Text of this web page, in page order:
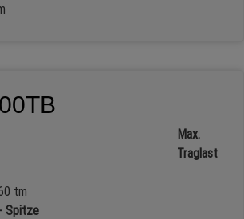
Max.
Traglast
tm
Spitze